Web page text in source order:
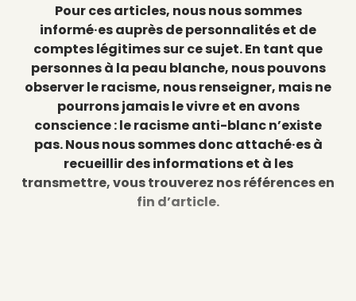
Pour ces articles, nous nous sommes
informé·es auprès de personnalités et de
comptes légitimes sur ce sujet. En tant que
personnes à la peau blanche, nous pouvons
observer le racisme, nous renseigner, mais ne
pourrons jamais le vivre et en avons
conscience : le racisme anti-blanc n’existe
pas. Nous nous sommes donc attaché·es à
recueillir des informations et à les
transmettre, vous trouverez nos références en
fin d’article.